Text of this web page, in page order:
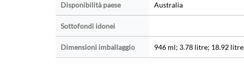
Disponibilità paese Australia
Sottofondi idonei
Dimensioni imballaggio 946 ml; 3.78 litre; 18.92 litre